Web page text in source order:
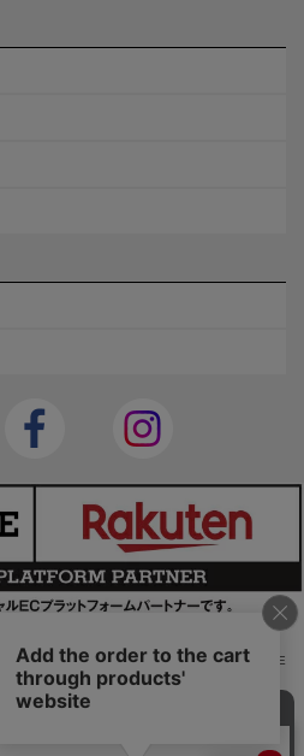
像等の無断での複製・転載を禁止します。
LEAGUE Rakuten Group, Inc. ALL RIGHTS RE
SERVED.